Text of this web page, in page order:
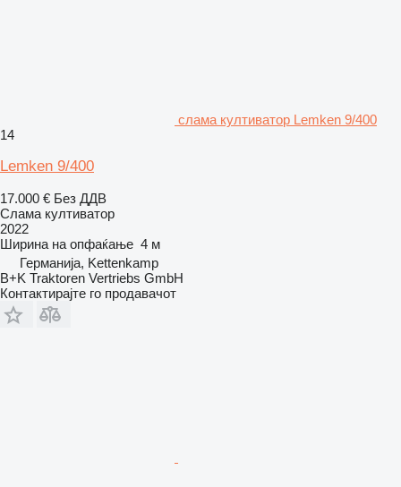
слама култиватор Lemken 9/400
14
Lemken 9/400
17.000 € Без ДДВ
Слама култиватор
2022
Ширина на опфаќање 4 м
Германија, Kettenkamp
B+K Traktoren Vertriebs GmbH
Контактирајте го продавачот